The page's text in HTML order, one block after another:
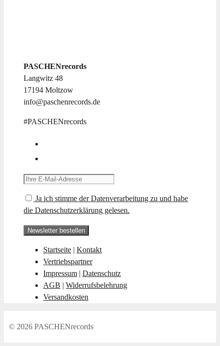
PASCHENrecords
Langwitz 48
17194 Moltzow
info@paschenrecords.de
#PASCHENrecords
Ja ich stimme der Datenverarbeitung zu und habe
die Datenschutzerklärung gelesen.
Startseite | Kontakt
Vertriebspartner
Impressum | Datenschutz
AGB | Widerrufsbelehrung
Versandkosten
© 2026 PASCHENrecords